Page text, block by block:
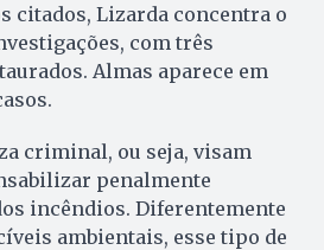
citados, Lizarda concentra o
com três
Almas aparece em
criminal, ou seja, visam
penalmente
incêndios. Diferentemente
ambientais, esse tipo de